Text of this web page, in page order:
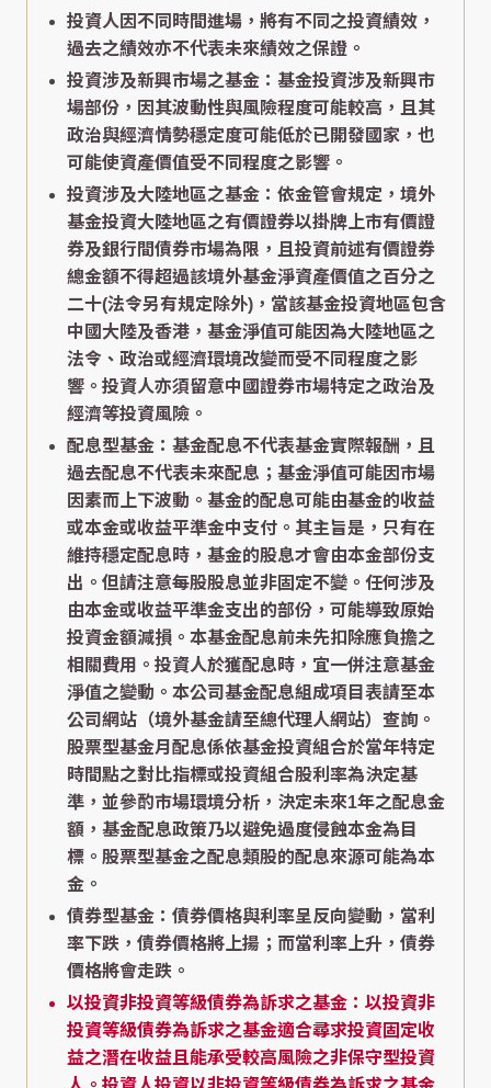
投資人因不同時間進場，將有不同之投資績效，
過去之績效亦不代表未來績效之保證。
投資涉及新興市場之基金：基金投資涉及新興市
場部份，因其波動性與風險程度可能較高，且其
政治與經濟情勢穩定度可能低於已開發國家，也
可能使資產價值受不同程度之影響。
投資涉及大陸地區之基金：依金管會規定，境外
基金投資大陸地區之有價證券以掛牌上市有價證
券及銀行間債券市場為限，且投資前述有價證券
總金額不得超過該境外基金淨資產價值之百分之
二十(法令另有規定除外)，當該基金投資地區包含
中國大陸及香港，基金淨值可能因為大陸地區之
法令、政治或經濟環境改變而受不同程度之影
響。投資人亦須留意中國證券市場特定之政治及
經濟等投資風險。
配息型基金：基金配息不代表基金實際報酬，且
過去配息不代表未來配息；基金淨值可能因市場
因素而上下波動。基金的配息可能由基金的收益
或本金或收益平準金中支付。其主旨是，只有在
維持穩定配息時，基金的股息才會由本金部份支
出。但請注意每股股息並非固定不變。任何涉及
由本金或收益平準金支出的部份，可能導致原始
投資金額減損。本基金配息前未先扣除應負擔之
相關費用。投資人於獲配息時，宜一併注意基金
淨值之變動。本公司基金配息組成項目表請至本
公司網站（境外基金請至總代理人網站）查詢。
股票型基金月配息係依基金投資組合於當年特定
時間點之對比指標或投資組合股利率為決定基
準，並參酌市場環境分析，決定未來1年之配息金
額，基金配息政策乃以避免過度侵蝕本金為目
標。股票型基金之配息類股的配息來源可能為本
金。
債券型基金：債券價格與利率呈反向變動，當利
率下跌，債券價格將上揚；而當利率上升，債券
價格將會走跌。
以投資非投資等級債券為訴求之基金：以投資非
投資等級債券為訴求之基金適合尋求投資固定收
益之潛在收益且能承受較高風險之非保守型投資